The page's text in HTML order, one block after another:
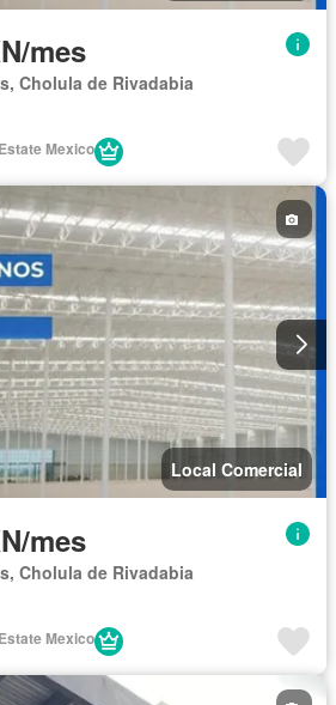
mes
Cholula de Rivadabia
Mexico
Local Comercial
mes
Cholula de Rivadabia
Mexico